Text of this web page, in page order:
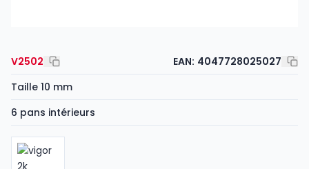
V2502 EAN: 4047728025027
Taille 10 mm
6 pans intérieurs